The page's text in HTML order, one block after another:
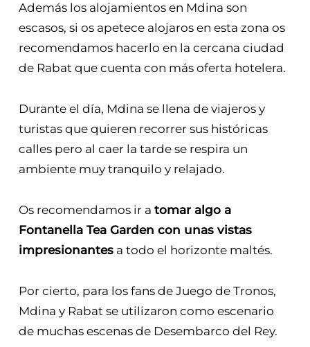
Además los alojamientos en Mdina son
escasos, si os apetece alojaros en esta zona os
recomendamos hacerlo en la cercana ciudad
de Rabat que cuenta con más oferta hotelera.
Durante el día, Mdina se llena de viajeros y
turistas que quieren recorrer sus históricas
calles pero al caer la tarde se respira un
ambiente muy tranquilo y relajado.
Os recomendamos ir a tomar algo a
Fontanella Tea Garden con unas vistas
impresionantesa todo el horizonte maltés.
Por cierto, para los fans de Juego de Tronos,
Mdina y Rabat se utilizaron como escenario
de muchas escenas de Desembarco del Rey.